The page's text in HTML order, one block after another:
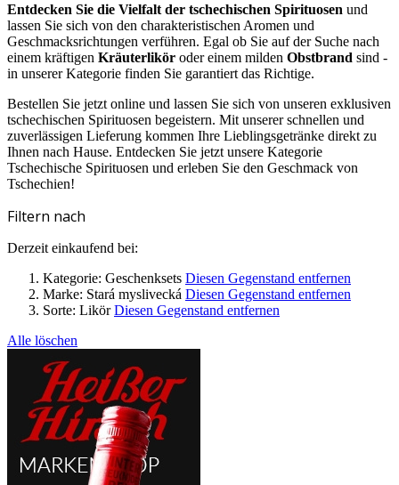
Entdecken Sie die Vielfalt der tschechischen Spirituosen und
lassen Sie sich von den charakteristischen Aromen und
Geschmacksrichtungen verführen. Egal ob Sie auf der Suche nach
einem kräftigen Kräuterlikör oder einem milden Obstbrand sind -
in unserer Kategorie finden Sie garantiert das Richtige.
Bestellen Sie jetzt online und lassen Sie sich von unseren exklusiven
tschechischen Spirituosen begeistern. Mit unserer schnellen und
zuverlässigen Lieferung kommen Ihre Lieblingsgetränke direkt zu
Ihnen nach Hause. Entdecken Sie jetzt unsere Kategorie
Tschechische Spirituosen und erleben Sie den Geschmack von
Tschechien!
Filtern nach
Derzeit einkaufend bei:
Kategorie: Geschenksets Diesen Gegenstand entfernen
Marke: Stará myslivecká Diesen Gegenstand entfernen
Sorte: Likör Diesen Gegenstand entfernen
Alle löschen